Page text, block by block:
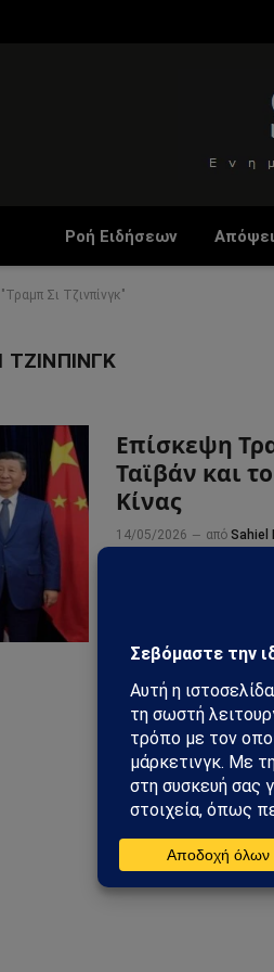
Ροή Ειδήσεων
Σι Τζινπίνγκ"
ΤΖΙΝΠΊΝΓΚ
Επίσκεψη
Ταϊβάν και
Κίνας
14/05/2026 από Sahiel
για εμπόριο,